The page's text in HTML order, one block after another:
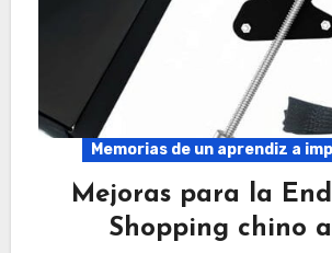
Memorias de un aprendiz a
Mejoras para la
Shopping chino